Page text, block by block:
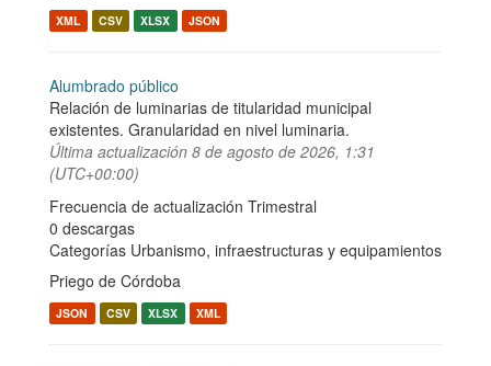
XML CSV XLSX JSON
Alumbrado público
Relación de luminarias de titularidad municipal
existentes. Granularidad en nivel luminaria.
Última actualización 8 de agosto de 2026, 1:31
(UTC+00:00)
Frecuencia de actualización Trimestral
0 descargas
Categorías Urbanismo, infraestructuras y equipamientos
Priego de Córdoba
JSON CSV XLSX XML